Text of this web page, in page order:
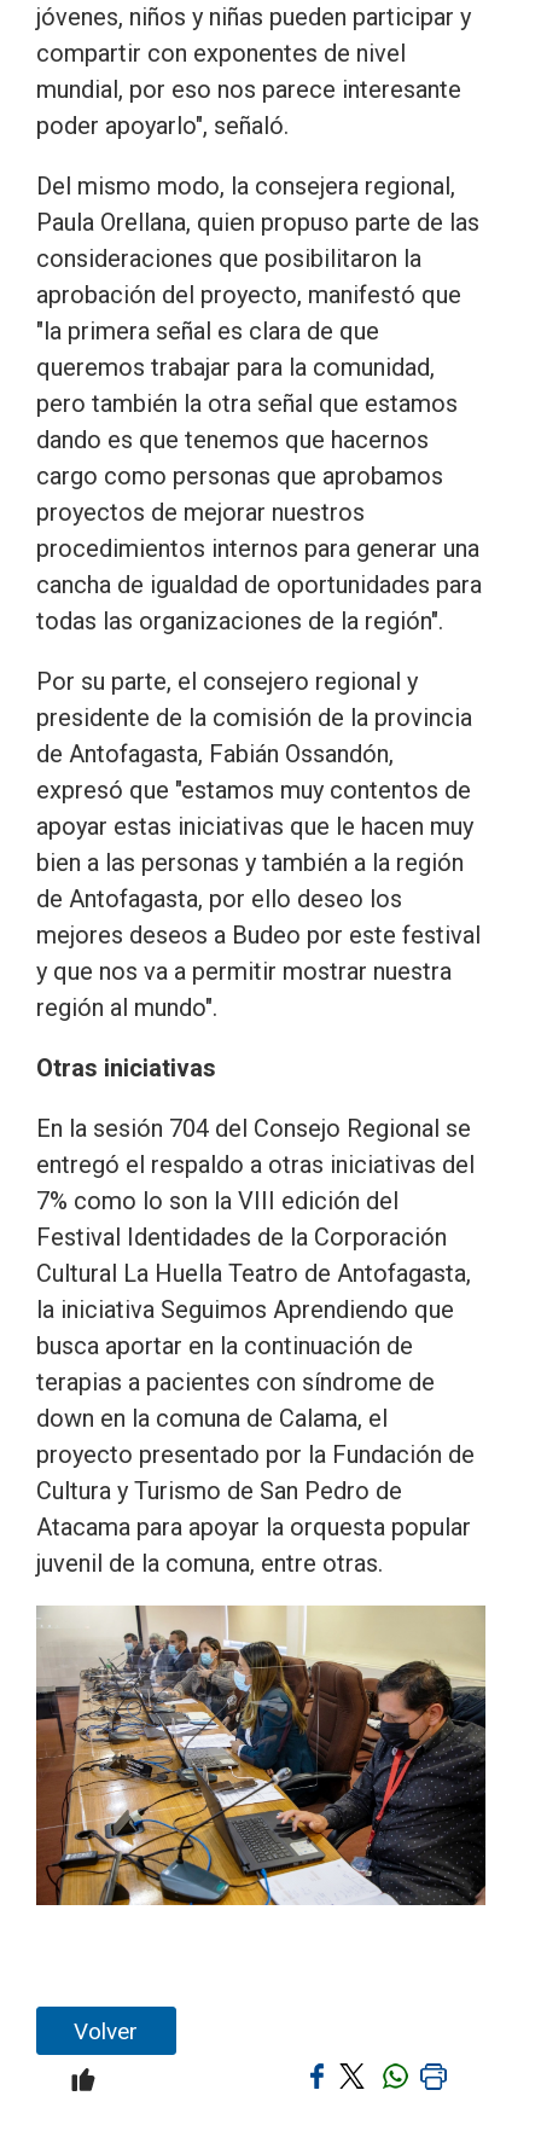
jóvenes, niños y niñas pueden participar y
compartir con exponentes de nivel
mundial, por eso nos parece interesante
poder apoyarlo", señaló.
Del mismo modo, la consejera regional,
Paula Orellana, quien propuso parte de las
consideraciones que posibilitaron la
aprobación del proyecto, manifestó que
"la primera señal es clara de que
queremos trabajar para la comunidad,
pero también la otra señal que estamos
dando es que tenemos que hacernos
cargo como personas que aprobamos
proyectos de mejorar nuestros
procedimientos internos para generar una
cancha de igualdad de oportunidades para
todas las organizaciones de la región".
Por su parte, el consejero regional y
presidente de la comisión de la provincia
de Antofagasta, Fabián Ossandón,
expresó que "estamos muy contentos de
apoyar estas iniciativas que le hacen muy
bien a las personas y también a la región
de Antofagasta, por ello deseo los
mejores deseos a Budeo por este festival
y que nos va a permitir mostrar nuestra
región al mundo".
Otras iniciativas
En la sesión 704 del Consejo Regional se
entregó el respaldo a otras iniciativas del
7% como lo son la VIII edición del
Festival Identidades de la Corporación
Cultural La Huella Teatro de Antofagasta,
la iniciativa Seguimos Aprendiendo que
busca aportar en la continuación de
terapias a pacientes con síndrome de
down en la comuna de Calama, el
proyecto presentado por la Fundación de
Cultura y Turismo de San Pedro de
Atacama para apoyar la orquesta popular
juvenil de la comuna, entre otras.
Volver